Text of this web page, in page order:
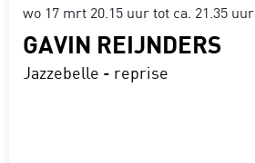
GAVIN REIJNDERS
Jazzebelle - reprise
wo 17 mrt 20.15 uur tot ca. 21.35 uur